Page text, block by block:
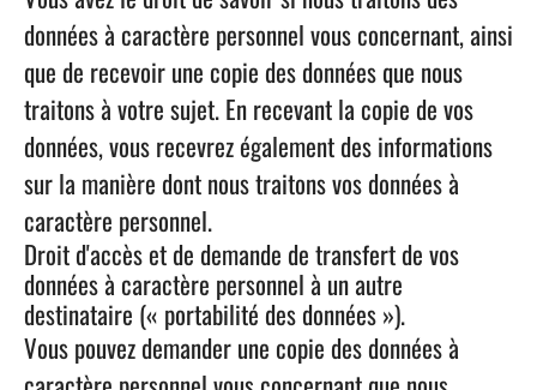
données à caractère personnel vous concernant, ainsi
que de recevoir une copie des données que nous
traitons à votre sujet. En recevant la copie de vos
données, vous recevrez également des informations
sur la manière dont nous traitons vos données à
caractère personnel.
Droit d'accès et de demande de transfert de vos
données à caractère personnel à un autre
destinataire (« portabilité des données »).
Vous pouvez demander une copie des données à